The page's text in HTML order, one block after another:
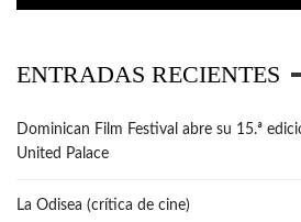
ENTRADAS RECIENTES
Dominican Film Festival abre su 15.ª
United Palace
La Odisea (crítica de cine)